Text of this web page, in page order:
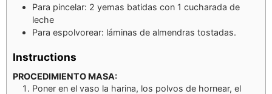
Para pincelar: 2 yemas batidas con 1 cucharada de
leche
Para espolvorear: láminas de almendras tostadas.
Instructions
PROCEDIMIENTO MASA:
Poner en el vaso la harina, los polvos de hornear, el